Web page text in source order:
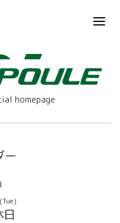
homepage
ー